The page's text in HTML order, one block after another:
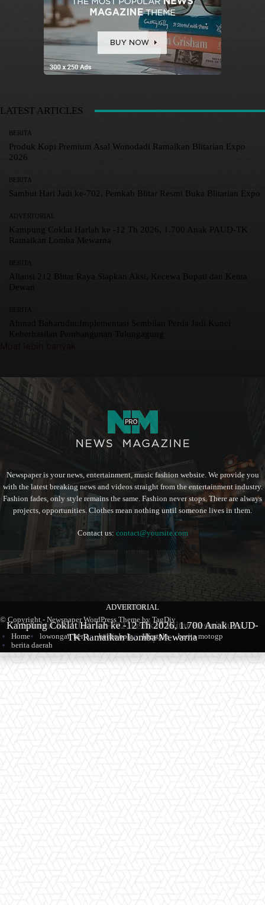
BERITA
Produk Kopi Premium Asal Wonodadi Ramaikan Blitarian
Expo 2026
BERITA
Sambut Hari Jadi ke-702, Pemkab Blitar Resmi Buka
Blitarian Expo
ADVERTORIAL
Kampung Coklat Harlah ke -12 Th 2026, 1.700 Anak PAUD-
TK Ramaikan Lomba Mewarna
LATEST ARTICLES
BERITA
Produk Kopi Premium Asal Wonodadi Ramaikan Blitarian Expo
2026
BERITA
Sambut Hari Jadi ke-702, Pemkab Blitar Resmi Buka Blitarian Expo
ADVERTORIAL
Kampung Coklat Harlah ke -12 Th 2026, 1.700 Anak PAUD-TK
Ramaikan Lomba Mewarna
BERITA
Aliansi 212 Blitar Raya Siapkan Aksi, Kecewa Bupati dan Ketua
Dewan
Newspaper is your news, entertainment, music fashion website. We provide you
with the latest breaking news and videos straight from the entertainment industry.
Fashion fades, only style remains the same. Fashion never stops. There are always
projects, opportunities. Clothes mean nothing until someone lives in them.
Contact us: contact@yoursite.com
© Copyright - Newspaper WordPress Theme by TagDiv
Home
lowongan kerja berita bola lifestyle
berita motogp
berita daerah